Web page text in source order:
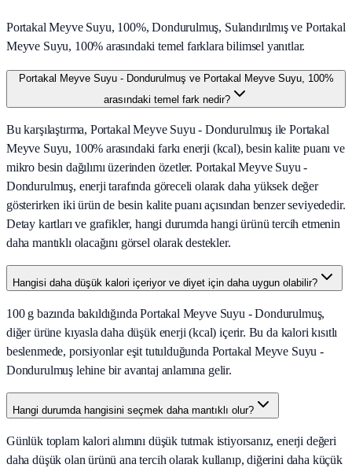
Portakal Meyve Suyu, 100%, Dondurulmuş, Sulandırılmış ve Portakal
Meyve Suyu, 100% arasındaki temel farklara bilimsel yanıtlar.
Portakal Meyve Suyu - Dondurulmuş ve Portakal Meyve Suyu, 100%
arasındaki temel fark nedir?
Bu karşılaştırma, Portakal Meyve Suyu - Dondurulmuş ile Portakal
Meyve Suyu, 100% arasındaki farkı enerji (kcal), besin kalite puanı ve
mikro besin dağılımı üzerinden özetler. Portakal Meyve Suyu -
Dondurulmuş, enerji tarafında göreceli olarak daha yüksek değer
gösterirken iki ürün de besin kalite puanı açısından benzer seviyededir.
Detay kartları ve grafikler, hangi durumda hangi ürünü tercih etmenin
daha mantıklı olacağını görsel olarak destekler.
Hangisi daha düşük kalori içeriyor ve diyet için daha uygun olabilir?
100 g bazında bakıldığında Portakal Meyve Suyu - Dondurulmuş,
diğer ürüne kıyasla daha düşük enerji (kcal) içerir. Bu da kalori kısıtlı
beslenmede, porsiyonlar eşit tutulduğunda Portakal Meyve Suyu -
Dondurulmuş lehine bir avantaj anlamına gelir.
Hangi durumda hangisini seçmek daha mantıklı olur?
Günlük toplam kalori alımını düşük tutmak istiyorsanız, enerji değeri
daha düşük olan ürünü ana tercih olarak kullanıp, diğerini daha küçük